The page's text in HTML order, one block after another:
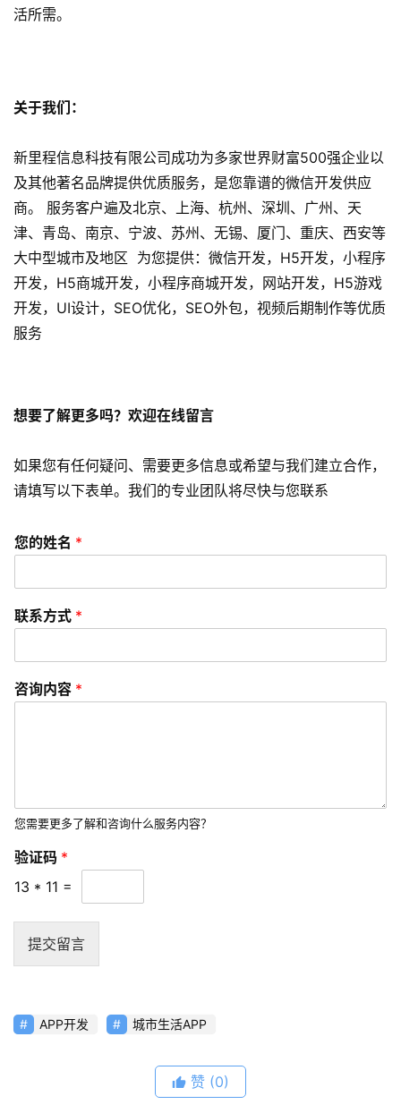
微
程
序
开
发
网
站
开
发
o
化
字
营
A
开
频
资
分
享
常
问
题
活所需。
关于我们：
新里程信息科技有限公司成功为多家世界财富500强企业以
及其他著名品牌提供优质服务，是您靠谱的微信开发供应
商。 服务客户遍及北京、上海、杭州、深圳、广州、天
津、青岛、南京、宁波、苏州、无锡、厦门、重庆、西安等
大中型城市及地区 为您提供：微信开发，H5开发，小程序
开发，H5商城开发，小程序商城开发，网站开发，H5游戏
开发，UI设计，SEO优化，SEO外包，视频后期制作等优质
服务
想要了解更多吗？欢迎在线留言
如果您有任何疑问、需要更多信息或希望与我们建立合作，
请填写以下表单。我们的专业团队将尽快与您联系
您的姓名 *
联系方式 *
咨询内容 *
您需要更多了解和咨询什么服务内容？
验证码 *
13 * 11 =
提交留言
APP开发 城市生活APP
赞 (0)